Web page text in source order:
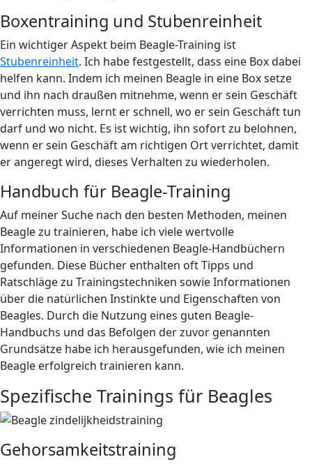
Boxentraining und Stubenreinheit
Ein wichtiger Aspekt beim Beagle-Training ist
Stubenreinheit. Ich habe festgestellt, dass eine Box dabei
helfen kann. Indem ich meinen Beagle in eine Box setze
und ihn nach draußen mitnehme, wenn er sein Geschäft
verrichten muss, lernt er schnell, wo er sein Geschäft tun
darf und wo nicht. Es ist wichtig, ihn sofort zu belohnen,
wenn er sein Geschäft am richtigen Ort verrichtet, damit
er angeregt wird, dieses Verhalten zu wiederholen.
Handbuch für Beagle-Training
Auf meiner Suche nach den besten Methoden, meinen
Beagle zu trainieren, habe ich viele wertvolle
Informationen in verschiedenen Beagle-Handbüchern
gefunden. Diese Bücher enthalten oft Tipps und
Ratschläge zu Trainingstechniken sowie Informationen
über die natürlichen Instinkte und Eigenschaften von
Beagles. Durch die Nutzung eines guten Beagle-
Handbuchs und das Befolgen der zuvor genannten
Grundsätze habe ich herausgefunden, wie ich meinen
Beagle erfolgreich trainieren kann.
Spezifische Trainings für Beagles
Gehorsamkeitstraining